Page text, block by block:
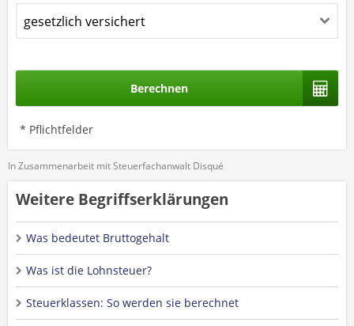
Berechnen
* Pflichtfelder
In Zusammenarbeit mit Steuerfachanwalt Disqué
Weitere Begriffserklärungen
Was bedeutet Bruttogehalt
Was ist die Lohnsteuer?
Steuerklassen: So werden sie berechnet